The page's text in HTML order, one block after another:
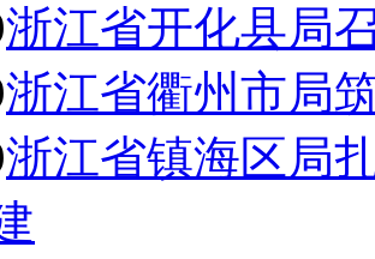
浙江省开化县局
浙江省衢州市局
浙江省镇海区局